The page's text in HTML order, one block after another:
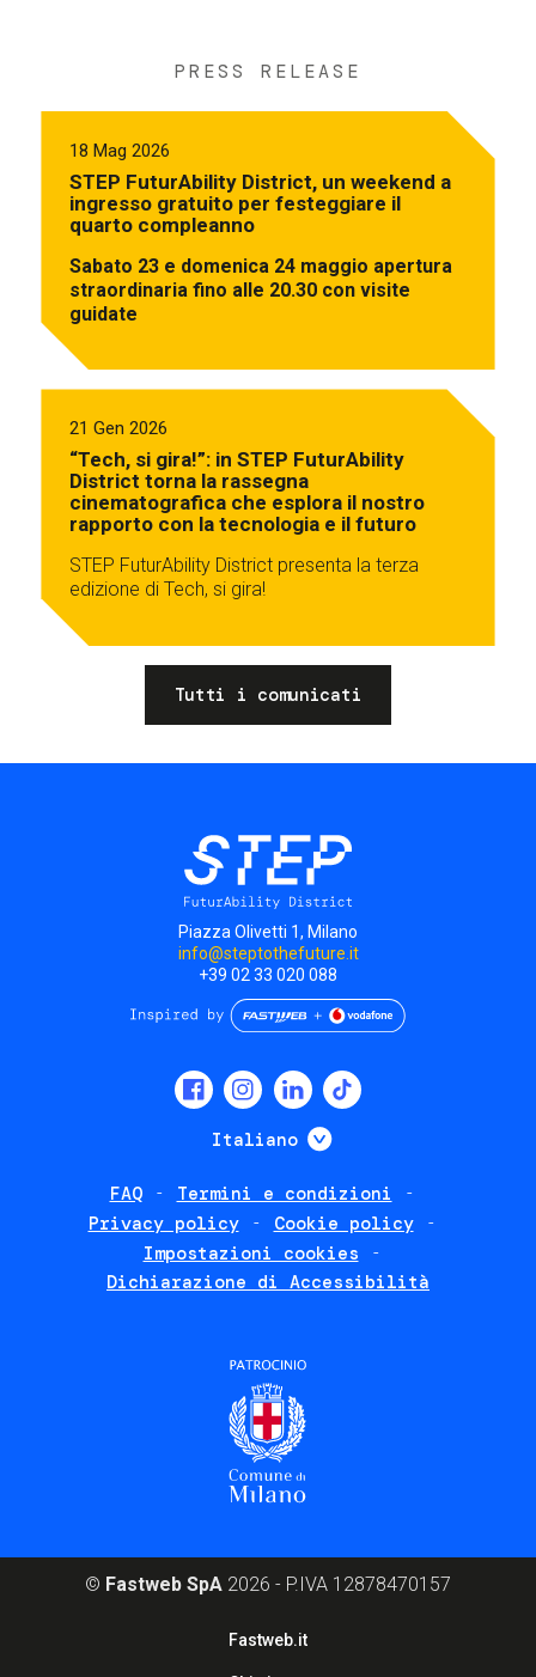
PRESS RELEASE
18 Mag 2026
STEP FuturAbility District, un weekend a
ingresso gratuito per festeggiare il
quarto compleanno
Sabato 23 e domenica 24 maggio apertura
straordinaria fino alle 20.30 con visite
guidate
21 Gen 2026
“Tech, si gira!”: in STEP FuturAbility
District torna la rassegna
cinematografica che esplora il nostro
rapporto con la tecnologia e il futuro
STEP FuturAbility District presenta la terza
edizione di Tech, si gira!
Tutti i comunicati
Piazza Olivetti 1, Milano
info@steptothefuture.it
+39 02 33 020 088
Italiano Mostra ulteriori
FAQ
Termini e condizioni
Privacy policy
Cookie policy
Impostazioni cookies
Dichiarazione di Accessibilità
© Fastweb SpA 2026 - P.IVA 12878470157
Fastweb.it